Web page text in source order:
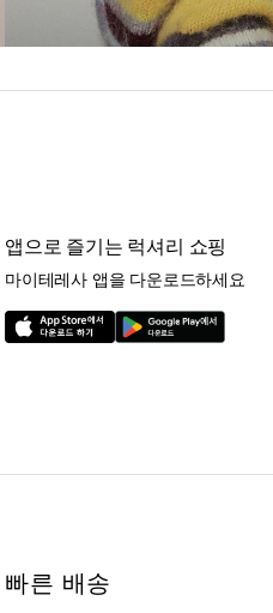
앱으로 즐기는 럭셔리 쇼핑
마이테레사 앱을 다운로드하세요
빠른 배송